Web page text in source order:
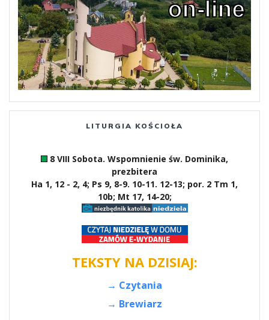
LITURGIA KOŚCIOŁA
8 VIII Sobota. Wspomnienie św. Dominika,
prezbitera
Ha 1, 12 - 2, 4; Ps 9, 8-9. 10-11. 12-13; por. 2 Tm 1,
10b; Mt 17, 14-20;
TEKSTY NA DZISIAJ:
→ Czytania
→ Brewiarz